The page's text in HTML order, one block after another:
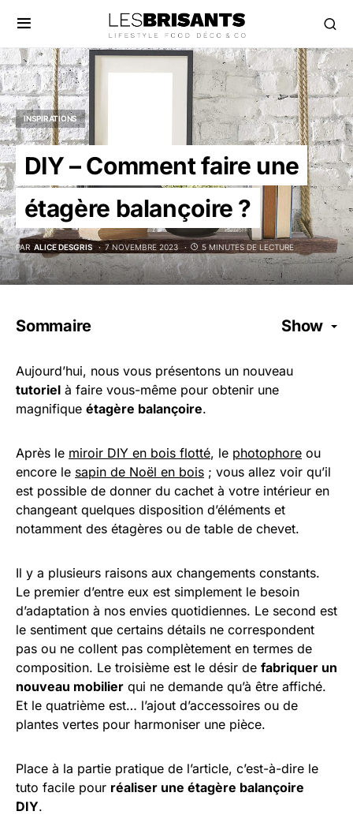
INSPIRATIONS
DIY – Comment faire une
étagère balançoire ?
PAR ALICE DESGRIS 7 NOVEMBRE 2023 5 MINUTES DE LECTURE
Sommaire Show
Aujourd’hui, nous vous présentons un nouveau
tutoriel à faire vous-même pour obtenir une
magnifique étagère balançoire.
Après le miroir DIY en bois flotté, le photophore ou
encore le sapin de Noël en bois ; vous allez voir qu’il
est possible de donner du cachet à votre intérieur en
changeant quelques disposition d’éléments et
notamment des étagères ou de table de chevet.
Il y a plusieurs raisons aux changements constants.
Le premier d’entre eux est simplement le besoin
d’adaptation à nos envies quotidiennes. Le second est
le sentiment que certains détails ne correspondent
pas ou ne collent pas complètement en termes de
composition. Le troisième est le désir de fabriquer un
nouveau mobilier qui ne demande qu’à être affiché.
Et le quatrième est… l’ajout d’accessoires ou de
plantes vertes pour harmoniser une pièce.
Place à la partie pratique de l’article, c’est-à-dire le
tuto facile pour réaliser une étagère balançoire
DIY.